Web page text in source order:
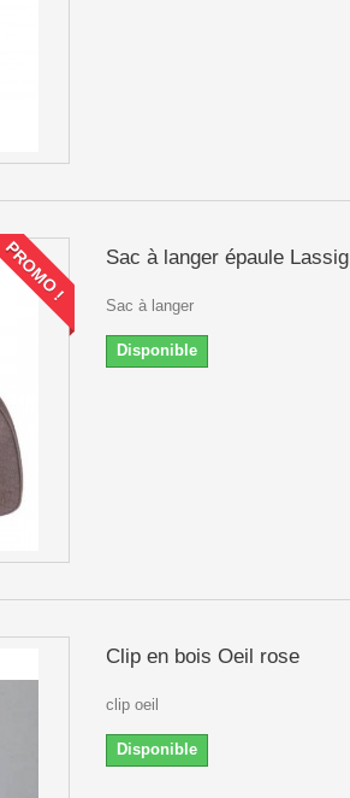
PROMO ! Sac à langer épaule Lassig
Sac à langer
Disponible
Clip en bois Oeil rose
clip oeil
Disponible